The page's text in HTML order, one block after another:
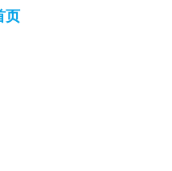
页